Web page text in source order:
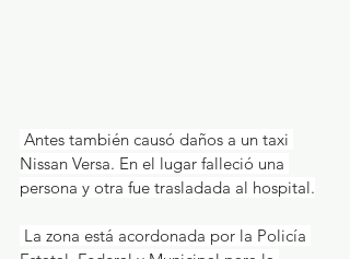
Nissan Versa. En el lugar falleció una
persona y otra fue trasladada al hospital.